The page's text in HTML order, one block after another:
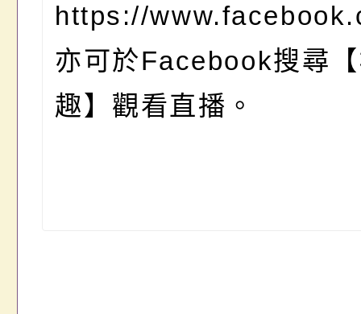
https://
亦可於Facebook搜尋
趣】觀看直播。